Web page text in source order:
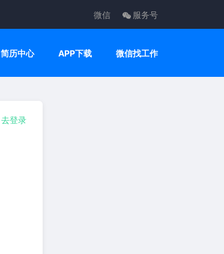
微信 服务号
简历中心 APP下载 微信找工作
去登录